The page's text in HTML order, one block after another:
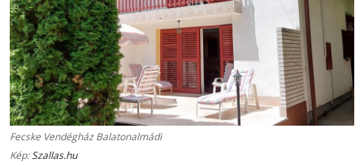
Fecske Vendégház Balatonalmádi
Kép:Szallas.hu